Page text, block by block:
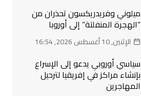
ميلوني وفريدريكسون تحذران من
“الهجرة المنفلتة” إلى أوروبا
الإثنين, 10 أغسطس 2026, 16:54
سياسي أوروبي يدعو إلى الإسراع
بإنشاء مراكز في إفريقيا لترحيل
المهاجرين